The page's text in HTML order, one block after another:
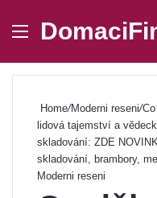
Menu
Home/Moderni reseni/
lidová tajemství a
skladování: ZDE
skladování, brambory,
Moderni reseni